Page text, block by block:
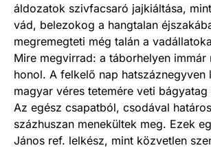
áldozatok szivfacsaró jajkiáltása,
vád, belezokog a hangtalan
megremegteti még talán a
Mire megvirrad: a táborhelyen immár
honol. A felkelő nap hatszáznegyven
magyar véres tetemére veti bágyatag
Az egész csapatból, csodával
százhuszan menekültek meg. Ezek
János ref. lelkész, mint közvetlen